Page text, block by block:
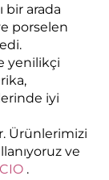
bir arada
porselen
yenilikçi
iyi
Ürünlerimizi
ve
CIO .